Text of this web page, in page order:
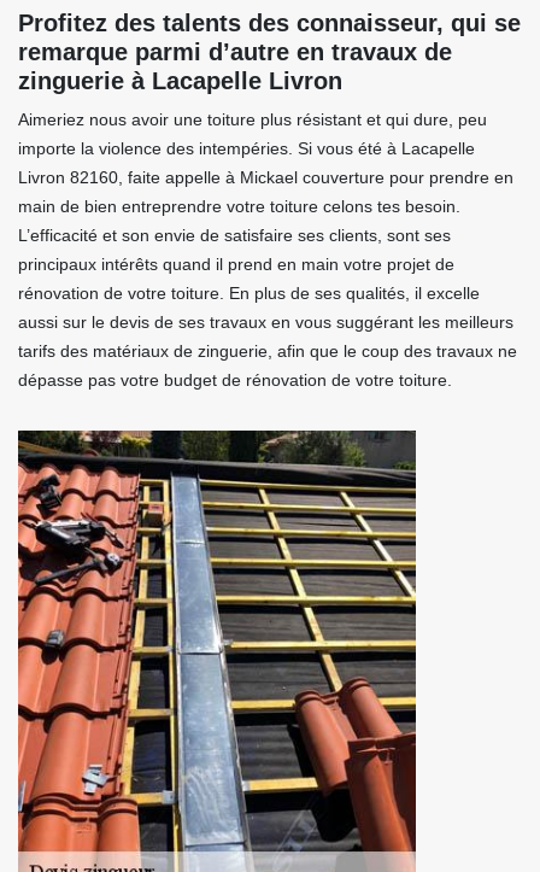
Profitez des talents des connaisseur, qui se
remarque parmi d’autre en travaux de
zinguerie à Lacapelle Livron
Aimeriez nous avoir une toiture plus résistant et qui dure, peu
importe la violence des intempéries. Si vous été à Lacapelle
Livron 82160, faite appelle à Mickael couverture pour prendre en
main de bien entreprendre votre toiture celons tes besoin.
L’efficacité et son envie de satisfaire ses clients, sont ses
principaux intérêts quand il prend en main votre projet de
rénovation de votre toiture. En plus de ses qualités, il excelle
aussi sur le devis de ses travaux en vous suggérant les meilleurs
tarifs des matériaux de zinguerie, afin que le coup des travaux ne
dépasse pas votre budget de rénovation de votre toiture.